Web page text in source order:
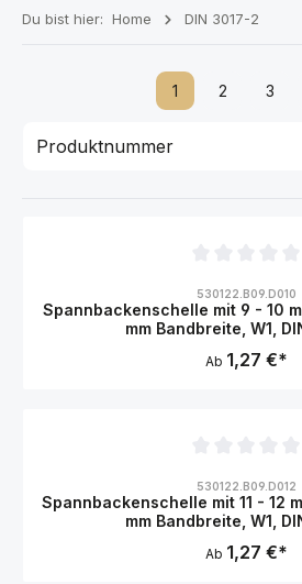
Du bist hier: Home DIN 3017-2
1 2 3
530122.B09.D010
Spannbackenschelle mit 9 - 10
mm Bandbreite, W1,
Ab 1,27 €*
530122.B09.D012
Spannbackenschelle mit 11 - 12
mm Bandbreite, W1,
Ab 1,27 €*